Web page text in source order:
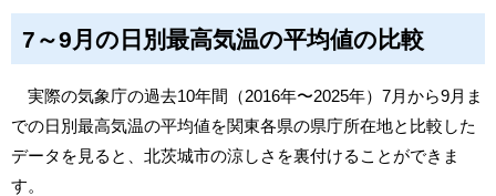
7～9月の日別最高気温の平均値の比較
実際の気象庁の過去10年間（2016年〜2025年）7月から9月ま
での日別最高気温の平均値を関東各県の県庁所在地と比較した
データを見ると、北茨城市の涼しさを裏付けることができま
す。